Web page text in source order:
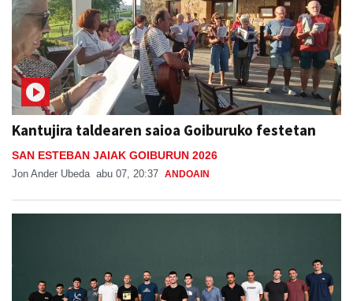
Kantujira taldearen saioa Goiburuko festetan
SAN ESTEBAN JAIAK GOIBURUN 2026
Jon Ander Ubeda abu 07, 20:37 ANDOAIN